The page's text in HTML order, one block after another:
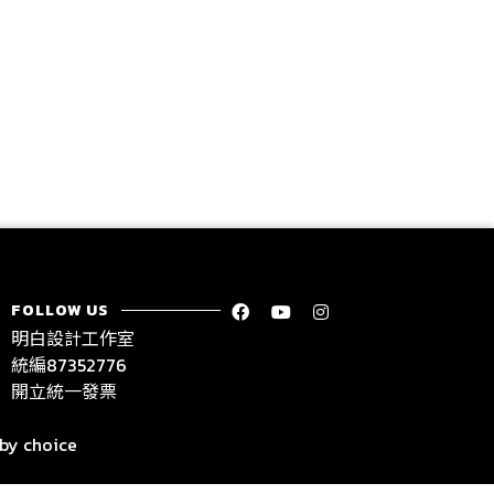
FOLLOW US
明白設計工作室
統編87352776
開立統一發票
choice